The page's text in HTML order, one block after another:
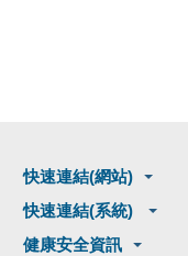
快速連結(網站)
快速連結(系統)
健康安全資訊